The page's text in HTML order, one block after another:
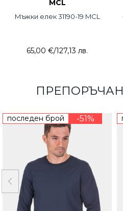
MCL
Мъжки елек 31190-19 MCL
65,00 €/127,13 лв.
последен брой -51%